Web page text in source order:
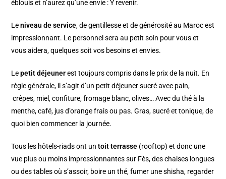
éblouis et n’aurez qu’une envie : Y revenir.
Leniveau de service, de gentillesse et de générosité au Maroc est
impressionnant. Le personnel sera au petit soin pour vous et
vous aidera, quelques soit vos besoins et envies.
Lepetit déjeunerest toujours compris dans le prix de la nuit. En
règle générale, il s’agit d’un petit déjeuner sucré avec pain,
crêpes, miel, confiture, fromage blanc, olives… Avec du thé à la
menthe, café, jus d’orange frais ou pas. Gras, sucré et tonique, de
quoi bien commencer la journée.
Tous les hôtels-riads ont untoit terrasse (rooftop) et donc une
vue plus ou moins impressionnantes sur Fès, des chaises longues
ou des tables où s’assoir, boire un thé, fumer une shisha, regarder